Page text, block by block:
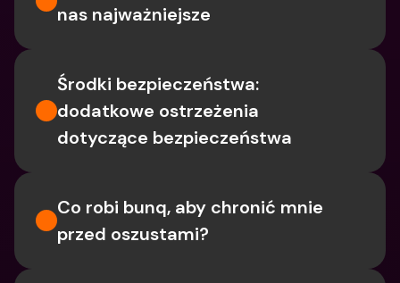
nas najważniejsze
Środki bezpieczeństwa:
dodatkowe ostrzeżenia
dotyczące bezpieczeństwa
Co robi bunq, aby chronić mnie
przed oszustami?